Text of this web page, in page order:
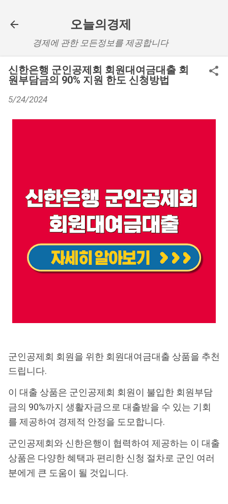
오늘의경제
경제에 관한 모든정보를 제공합니다
신한은행 군인공제회 회원대여금대출 회
원부담금의 90% 지원 한도 신청방법
5/24/2024
군인공제회 회원을 위한 회원대여금대출 상품을 추천
드립니다.
이 대출 상품은 군인공제회 회원이 불입한 회원부담
금의 90%까지 생활자금으로 대출받을 수 있는 기회
를 제공하여 경제적 안정을 도모합니다.
군인공제회와 신한은행이 협력하여 제공하는 이 대출
상품은 다양한 혜택과 편리한 신청 절차로 군인 여러
분에게 큰 도움이 될 것입니다.